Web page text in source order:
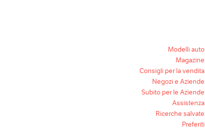
Modelli auto
Magazine
Consigli per la vendita
Negozi e Aziende
Subito per le Aziende
Assistenza
Ricerche salvate
Preferiti